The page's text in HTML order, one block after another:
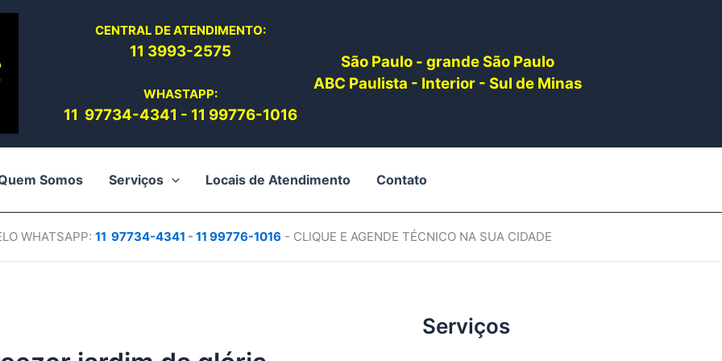
CENTRAL DE ATENDIMENTO:
11 3993-2575
WHASTAPP:
11 97734-4341 - 11 99776-1016
São Paulo - grande São Paulo
ABC Paulista - Interior - Sul de Minas
Somos Serviços Locais de Atendimento Contato
WHATSAPP: 11 97734-4341 - 11 99776-1016 - CLIQUE E AGENDE TÉCNICO NA SUA CIDADE
Serviços